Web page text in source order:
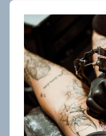
Haarentor
Oldenburg